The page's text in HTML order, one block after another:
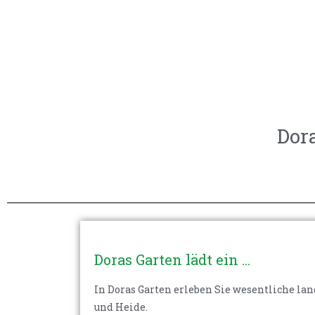
Doras Garten lädt ein ...
In Doras Garten erleben Sie wesentliche
und Heide.